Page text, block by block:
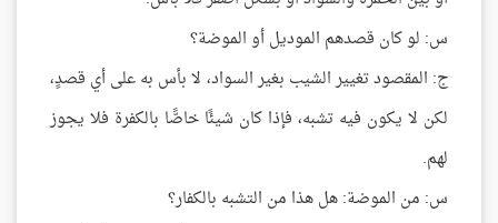
س: لو كان قصدهم الموديل أو الموضة؟
ج: المقصود تغيير الشيب بغير السواد، لا بأس به على أي قصدٍ،
لكن لا يكون فيه تشبه، فإذا كان شيئًا خاصًّا بالكفرة فلا يجوز
لهم.
س: من الموضة: هل هذا من التشبه بالكفار؟